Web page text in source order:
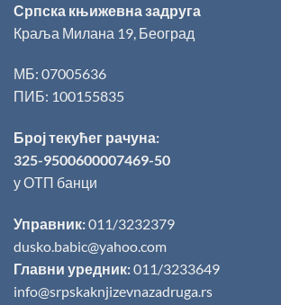
Српска књижевна задруга
Краља Милана 19, Београд
МБ: 07005636
ПИБ: 100155835
Број текућег рачуна:
325-9500600007469-50
у ОТП банци
Управник:011/3232379
dusko.babic@yahoo.com
Главни уредник:011/3233649
info@srpskaknjizevnazadruga.rs